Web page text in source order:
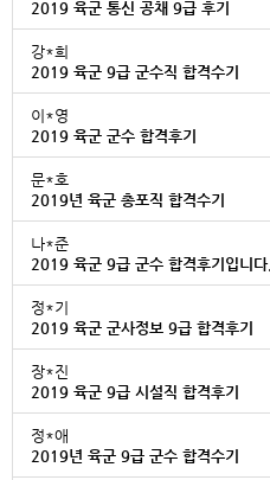
2019 육군 통신 공채 9급 후기
강*희
2019 육군 9급 군수직 합격수기
이*영
2019 육군 군수 합격후기
문*호
2019년 육군 총포직 합격수기
나*준
2019 육군 9급 군수 합격후기입니다.
정*기
2019 육군 군사정보 9급 합격후기
장*진
2019 육군 9급 시설직 합격후기
정*애
2019년 육군 9급 군수 합격수기